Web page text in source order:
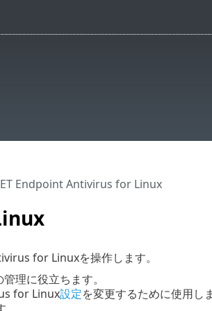
Endpoint Antivirus for Linux
for Linuxを操作します。
管理に役立ちます。
for Linux設定を変更するために使用し